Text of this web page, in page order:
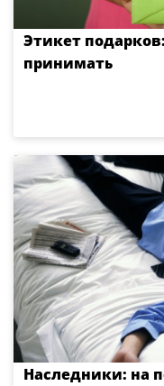
Этикет
принимать
Наследники: на